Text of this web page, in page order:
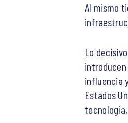
Al mismo
Lo
influencia
Estados